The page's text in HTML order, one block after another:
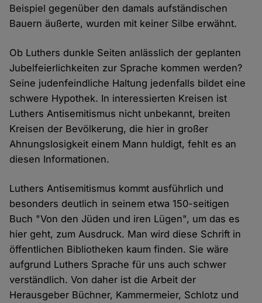
Beispiel gegenüber den damals aufständischen
Bauern äußerte, wurden mit keiner Silbe erwähnt.
Ob Luthers dunkle Seiten anlässlich der geplanten
Jubelfeierlichkeiten zur Sprache kommen werden?
Seine judenfeindliche Haltung jedenfalls bildet eine
schwere Hypothek. In interessierten Kreisen ist
Luthers Antisemitismus nicht unbekannt, breiten
Kreisen der Bevölkerung, die hier in großer
Ahnungslosigkeit einem Mann huldigt, fehlt es an
diesen Informationen.
Luthers Antisemitismus kommt ausführlich und
besonders deutlich in seinem etwa 150-seitigen
Buch "Von den Jüden und iren Lügen", um das es
hier geht, zum Ausdruck. Man wird diese Schrift in
öffentlichen Bibliotheken kaum finden. Sie wäre
aufgrund Luthers Sprache für uns auch schwer
verständlich. Von daher ist die Arbeit der
Herausgeber Büchner, Kammermeier, Schlotz und